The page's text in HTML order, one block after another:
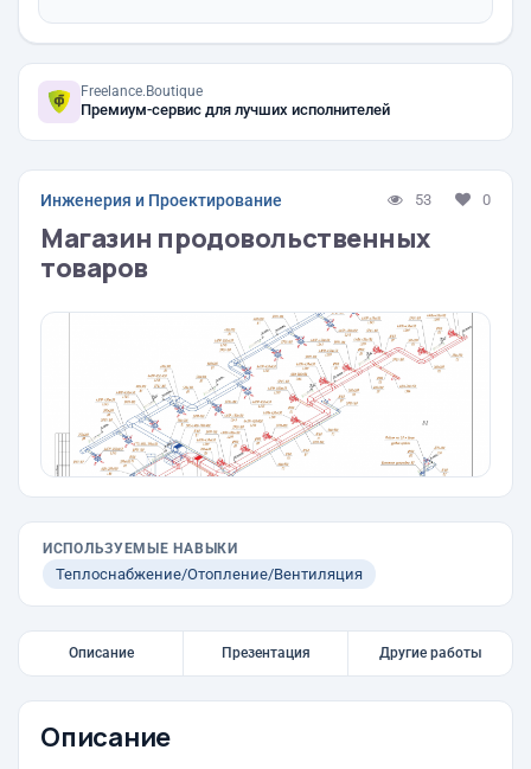
Freelance.Boutique
Премиум-сервис для лучших исполнителей
Инженерия и Проектирование 53 0
Магазин продовольственных
товаров
ИСПОЛЬЗУЕМЫЕ НАВЫКИ
Теплоснабжение/Отопление/Вентиляция
Описание Презентация Другие работы
Описание